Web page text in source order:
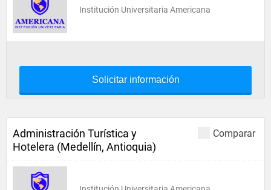
Institución Universitaria Americana
Solicitar información
Comparar
Administración Turística y
Hotelera (Medellín, Antioquia)